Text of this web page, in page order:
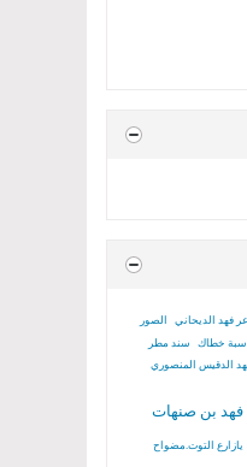
فهد الديحاني الصور
سبة خطاك سند مطر
الدقيس المنصوري
فهد بن صنهات
يازارع التوت.مضواح